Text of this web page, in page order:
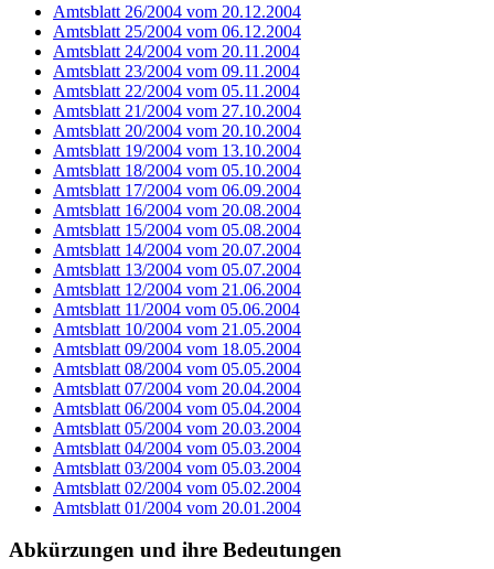
Amtsblatt 26/2004 vom 20.12.2004
Amtsblatt 25/2004 vom 06.12.2004
Amtsblatt 24/2004 vom 20.11.2004
Amtsblatt 23/2004 vom 09.11.2004
Amtsblatt 22/2004 vom 05.11.2004
Amtsblatt 21/2004 vom 27.10.2004
Amtsblatt 20/2004 vom 20.10.2004
Amtsblatt 19/2004 vom 13.10.2004
Amtsblatt 18/2004 vom 05.10.2004
Amtsblatt 17/2004 vom 06.09.2004
Amtsblatt 16/2004 vom 20.08.2004
Amtsblatt 15/2004 vom 05.08.2004
Amtsblatt 14/2004 vom 20.07.2004
Amtsblatt 13/2004 vom 05.07.2004
Amtsblatt 12/2004 vom 21.06.2004
Amtsblatt 11/2004 vom 05.06.2004
Amtsblatt 10/2004 vom 21.05.2004
Amtsblatt 09/2004 vom 18.05.2004
Amtsblatt 08/2004 vom 05.05.2004
Amtsblatt 07/2004 vom 20.04.2004
Amtsblatt 06/2004 vom 05.04.2004
Amtsblatt 05/2004 vom 20.03.2004
Amtsblatt 04/2004 vom 05.03.2004
Amtsblatt 03/2004 vom 05.03.2004
Amtsblatt 02/2004 vom 05.02.2004
Amtsblatt 01/2004 vom 20.01.2004
Abkürzungen und ihre Bedeutungen